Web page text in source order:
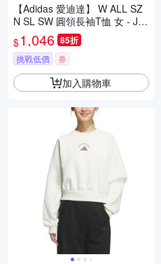
【Adidas 愛迪達】 W ALL SZ
N SL SW 圓領長袖T恤 女 - JM
3836
$1,046 85折
挑戰低價 券
加入購物車